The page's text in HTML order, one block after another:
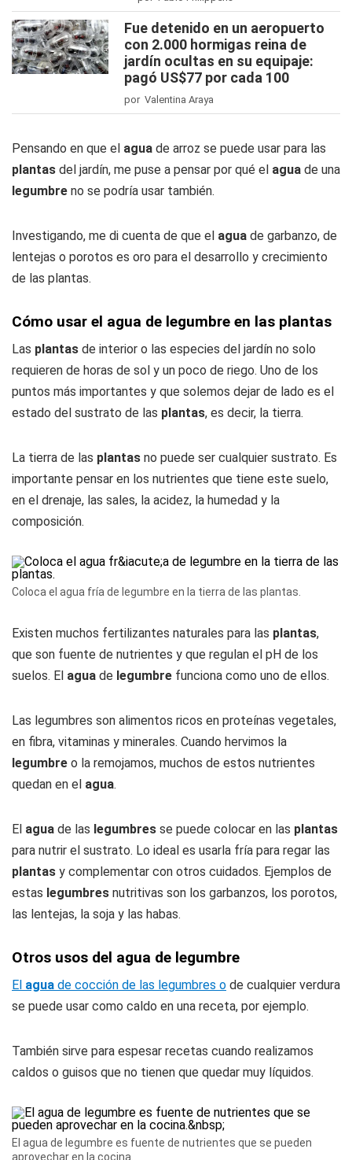
Fue detenido en un aeropuerto
con 2.000 hormigas reina de
jardín ocultas en su equipaje:
pagó US$77 por cada 100
por Valentina Araya
Pensando en que el agua de arroz se puede usar para las
plantas del jardín, me puse a pensar por qué el agua de una
legumbre no se podría usar también.
Investigando, me di cuenta de que el agua de garbanzo, de
lentejas o porotos es oro para el desarrollo y crecimiento
de las plantas.
Cómo usar el agua de legumbre en las plantas
Las plantas de interior o las especies del jardín no solo
requieren de horas de sol y un poco de riego. Uno de los
puntos más importantes y que solemos dejar de lado es el
estado del sustrato de las plantas, es decir, la tierra.
La tierra de las plantas no puede ser cualquier sustrato. Es
importante pensar en los nutrientes que tiene este suelo,
en el drenaje, las sales, la acidez, la humedad y la
composición.
Coloca el agua fría de legumbre en la tierra de las plantas.
Existen muchos fertilizantes naturales para las plantas,
que son fuente de nutrientes y que regulan el pH de los
suelos. El agua de legumbre funciona como uno de ellos.
Las legumbres son alimentos ricos en proteínas vegetales,
en fibra, vitaminas y minerales. Cuando hervimos la
legumbre o la remojamos, muchos de estos nutrientes
quedan en el agua.
El agua de las legumbres se puede colocar en las plantas
para nutrir el sustrato. Lo ideal es usarla fría para regar las
plantas y complementar con otros cuidados. Ejemplos de
estas legumbres nutritivas son los garbanzos, los porotos,
las lentejas, la soja y las habas.
Otros usos del agua de legumbre
El agua de cocción de las legumbres o de cualquier verdura
se puede usar como caldo en una receta, por ejemplo.
También sirve para espesar recetas cuando realizamos
caldos o guisos que no tienen que quedar muy líquidos.
El agua de legumbre es fuente de nutrientes que se pueden
aprovechar en la cocina.